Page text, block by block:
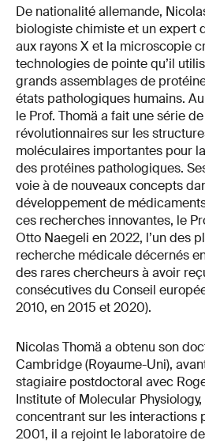
De nationalité allemande,
biologiste chimiste et un expert
aux rayons X et la microscopie
technologies de pointe qu’il
grands assemblages de
états pathologiques humains.
le Prof. Thomä a fait une série
révolutionnaires sur les
moléculaires importantes pour
des protéines pathologiques.
voie à de nouveaux concepts
développement de
ces recherches innovantes, le
Otto Naegeli en 2022, l’un des
recherche médicale décernés
des rares chercheurs à avoir
consécutives du Conseil
2010, en 2015 et 2020).
Nicolas Thomä a obtenu son
Cambridge (Royaume-Uni),
stagiaire postdoctoral avec
Institute of Molecular
concentrant sur les interactions
2001, il a rejoint le laboratoire